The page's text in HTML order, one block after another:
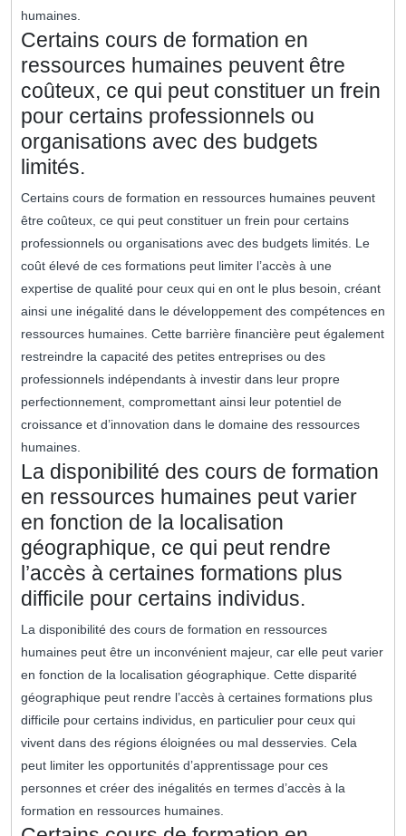
humaines.
Certains cours de formation en
ressources humaines peuvent être
coûteux, ce qui peut constituer un frein
pour certains professionnels ou
organisations avec des budgets
limités.
Certains cours de formation en ressources humaines peuvent
être coûteux, ce qui peut constituer un frein pour certains
professionnels ou organisations avec des budgets limités. Le
coût élevé de ces formations peut limiter l’accès à une
expertise de qualité pour ceux qui en ont le plus besoin, créant
ainsi une inégalité dans le développement des compétences en
ressources humaines. Cette barrière financière peut également
restreindre la capacité des petites entreprises ou des
professionnels indépendants à investir dans leur propre
perfectionnement, compromettant ainsi leur potentiel de
croissance et d’innovation dans le domaine des ressources
humaines.
La disponibilité des cours de formation
en ressources humaines peut varier
en fonction de la localisation
géographique, ce qui peut rendre
l’accès à certaines formations plus
difficile pour certains individus.
La disponibilité des cours de formation en ressources
humaines peut être un inconvénient majeur, car elle peut varier
en fonction de la localisation géographique. Cette disparité
géographique peut rendre l’accès à certaines formations plus
difficile pour certains individus, en particulier pour ceux qui
vivent dans des régions éloignées ou mal desservies. Cela
peut limiter les opportunités d’apprentissage pour ces
personnes et créer des inégalités en termes d’accès à la
formation en ressources humaines.